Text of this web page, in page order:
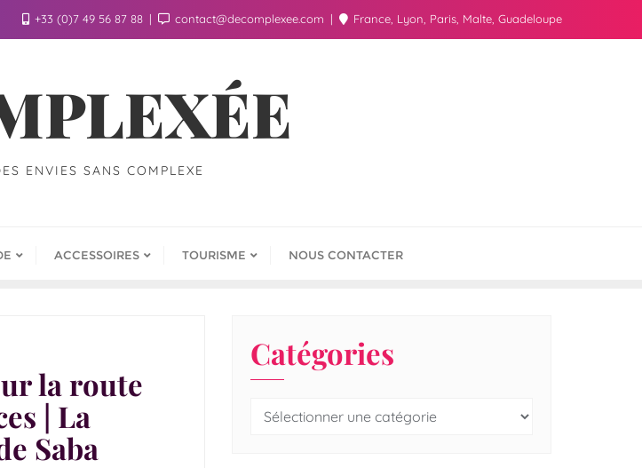
+33 (0)7 49 56 87 88 contact@decomplexee.com France, Lyon, Paris, Malte, Guadeloupe
ENVIES SANS COMPLEXE
ACCESSOIRES TOURISME NOUS CONTACTER
la route
| La
Saba
Catégories